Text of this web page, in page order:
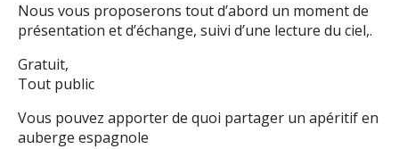
Nous vous proposerons tout d’abord un moment de
présentation et d’échange, suivi d’une lecture du ciel,.
Gratuit,
Tout public
Vous pouvez apporter de quoi partager un apéritif en
auberge espagnole